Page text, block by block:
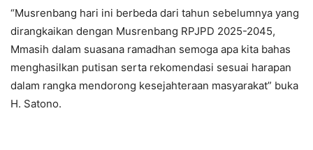
“Musrenbang hari ini berbeda dari tahun sebelumnya yang
dirangkaikan dengan Musrenbang RPJPD 2025-2045,
Mmasih dalam suasana ramadhan semoga apa kita bahas
menghasilkan putisan serta rekomendasi sesuai harapan
dalam rangka mendorong kesejahteraan masyarakat” buka
H. Satono.